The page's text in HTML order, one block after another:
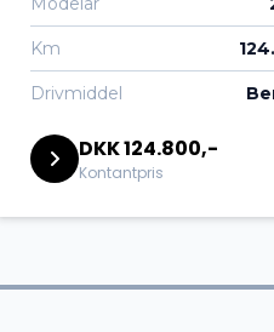
Km
Drivmiddel
DKK 124.800,-
Kontantpris